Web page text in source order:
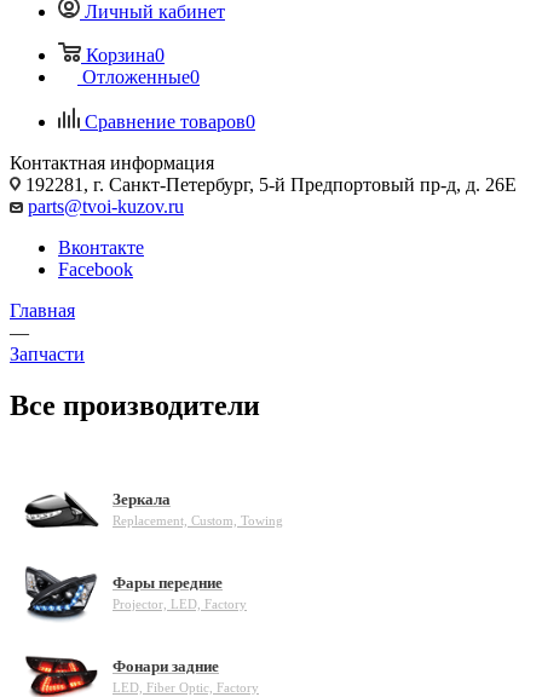
Личный кабинет
Корзина0
Отложенные0
Сравнение товаров0
Контактная информация
192281, г. Санкт-Петербург, 5-й Предпортовый пр-д, д. 26Е
parts@tvoi-kuzov.ru
Вконтакте
Facebook
Главная
—
Запчасти
Все производители
Зеркала
Replacement, Custom, Towing
Фары передние
Projector, LED, Factory
Фонари задние
LED, Fiber Optic, Factory